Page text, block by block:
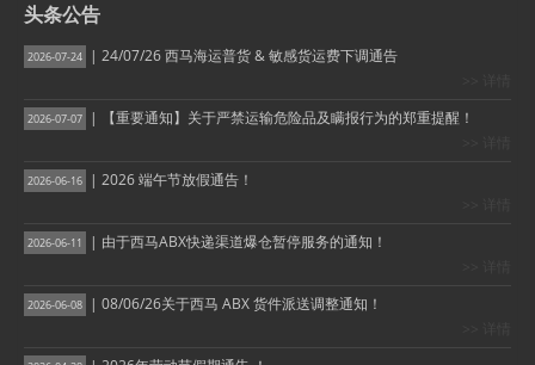
头条公告
2026-07-24
| 24/07/26 西马海运普货 & 敏感货运费下调通告
2026-07-07
| 【重要通知】关于严禁运输危险品及瞒报行为的郑重提醒！
2026-06-16
| 2026 端午节放假通告！
2026-06-11
| 由于西马ABX快递渠道爆仓暂停服务的通知！
2026-06-08
| 08/06/26关于西马 ABX 货件派送调整通知！